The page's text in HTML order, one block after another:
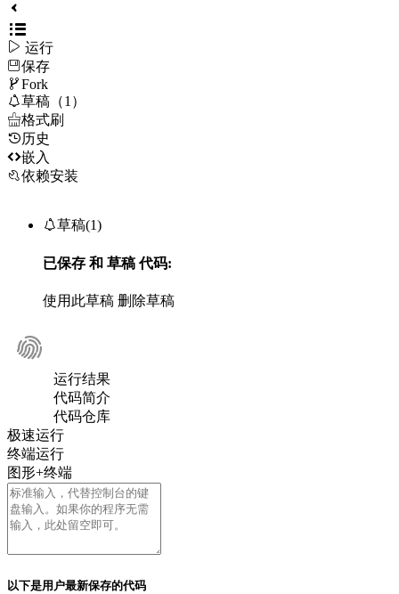
 运行
保存
Fork
草稿（1）
格式刷
历史
嵌入
依赖安装
草稿(1)
已保存 和 草稿代码:
使用此草稿 删除草稿
运行结果
代码简介
代码仓库
极速运行
终端运行
图形+终端
以下是用户最新保存的代码